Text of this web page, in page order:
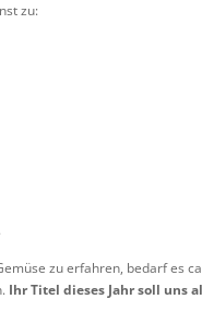
zu:
zu erfahren, bedarf es
Ihr Titel dieses Jahr soll uns